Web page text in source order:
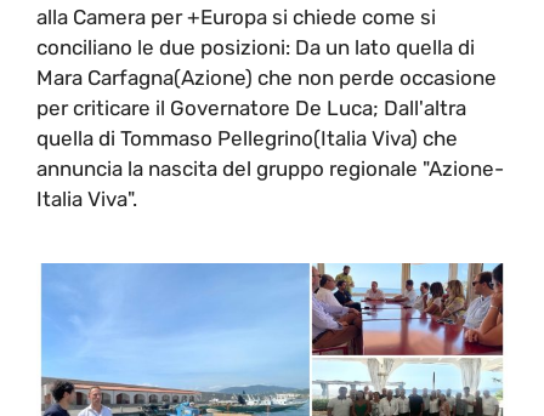
alla Camera per +Europa si chiede come si
conciliano le due posizioni: Da un lato quella di
Mara Carfagna(Azione) che non perde occasione
per criticare il Governatore De Luca; Dall'altra
quella di Tommaso Pellegrino(Italia Viva) che
annuncia la nascita del gruppo regionale "Azione-
Italia Viva".